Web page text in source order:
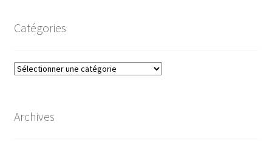
Catégories
Catégories
Archives